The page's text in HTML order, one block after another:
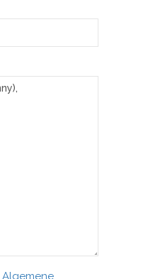
Algemene